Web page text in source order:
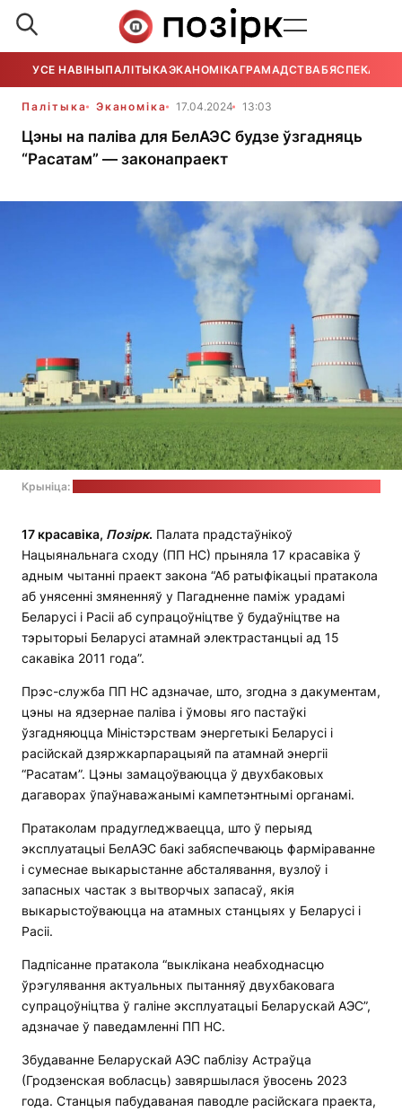
УСЕ НАВІНЫПАЛІТЫКАЭКАНОМІКАГРАМАДСТВАБЯСПЕКА
Палітыка Эканоміка 17.04.2024 13:03
Цэны на паліва для БелАЭС будзе ўзгадняць
“Расатам” — законапраект
Крыніца:
17 красавіка, Позірк. Палата прадстаўнікоў
Нацыянальнага сходу (ПП НС) прыняла 17 красавіка ў
адным чытанні праект закона “Аб ратыфікацыі пратакола
аб унясенні змяненняў у Пагадненне паміж урадамі
Беларусі і Расіі аб супрацоўніцтве ў будаўніцтве на
тэрыторыі Беларусі атамнай электрастанцыі ад 15
сакавіка 2011 года”.
Прэс-служба ПП НС адзначае, што, згодна з дакументам,
цэны на ядзернае паліва і ўмовы яго пастаўкі
ўзгадняюцца Міністэрствам энергетыкі Беларусі і
расійскай дзяржкарпарацыяй па атамнай энергіі
“Расатам”. Цэны замацоўваюцца ў двухбаковых
дагаворах ўпаўнаважанымі кампетэнтнымі органамі.
Пратаколам прадугледжваецца, што ў перыяд
эксплуатацыі БелАЭС бакі забяспечваюць фарміраванне
і сумеснае выкарыстанне абсталявання, вузлоў і
запасных частак з вытворчых запасаў, якія
выкарыстоўваюцца на атамных станцыях у Беларусі і
Расіі.
Падпісанне пратакола “выклікана неабходнасцю
ўрэгулявання актуальных пытанняў двухбаковага
супрацоўніцтва ў галіне эксплуатацыі Беларускай АЭС”,
адзначае ў паведамленні ПП НС.
Збудаванне Беларускай АЭС паблізу Астраўца
(Гродзенская вобласць) завяршылася ўвосень 2023
года. Станцыя пабудаваная паводле расійскага праекта,